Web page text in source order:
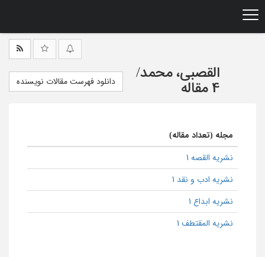
القصبی، محمد/
4 مقاله
دانلود فهرست مقالات نویسنده
مجله (تعداد مقاله)
نشریه القصه 1
نشریه ادب و نقد 1
نشریه ابداع 1
نشریه المقتطف 1